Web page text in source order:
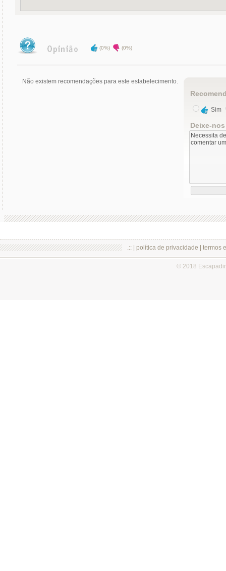
(0%) (0%)
Não existem recomendações para este estabelecimento.
Sim
Deixe-
.:: | política de privacidade termos
© 2018